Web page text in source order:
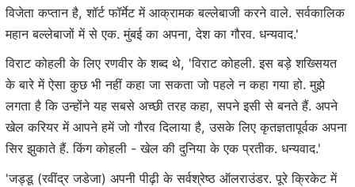
विजेता कप्तान है, शॉर्ट फॉर्मेट में आक्रामक बल्लेबाजी करने वाले. सर्वकालिक
महान बल्लेबाजों में से एक. मुंबई का अपना, देश का गौरव. धन्यवाद.'
विराट कोहली के लिए रणवीर के शब्द थे, 'विराट कोहली. इस बड़े शख्सियत
के बारे में ऐसा कुछ भी नहीं कहा जा सकता जो पहले न कहा गया हो. मुझे
लगता है कि उन्होंने यह सबसे अच्छी तरह कहा, सपने इसी से बनते हैं. अपने
खेल करियर में आपने हमें जो गौरव दिलाया है, उसके लिए कृतज्ञतापूर्वक अपना
सिर झुकाते हैं. किंग कोहली - खेल की दुनिया के एक प्रतीक. धन्यवाद.'
'जड्डू (रवींद्र जडेजा) अपनी पीढ़ी के सर्वश्रेष्ठ ऑलराउंडर. पूरे क्रिकेट में